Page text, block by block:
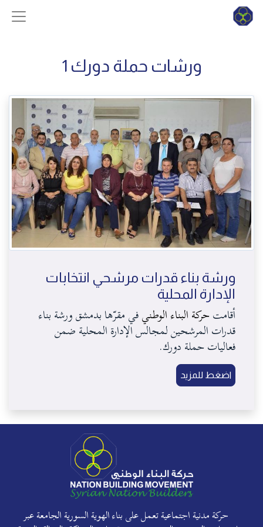
ورشات حملة دورك 1
ورشة بناء قدرات مرشحي انتخابات
الإدارة المحلية
أقامتحركة البناء الوطنيفي مقرّها بدمشق ورشة بناء
قدرات المرشحين لمجالس الإدارة المحلية ضمن
فعاليات حملة دورك.
اضغط للمزيد
حركة مدنية اجتماعية تعمل على بناء الهوية السورية الجامعة عبر